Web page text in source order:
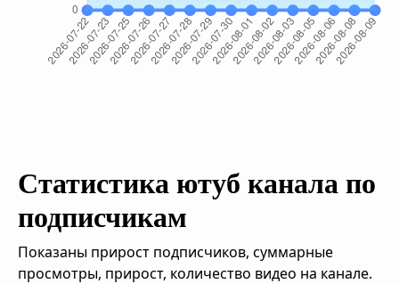
Статистика ютуб канала по
подписчикам
Показаны прирост подписчиков, суммарные
просмотры, прирост, количество видео на канале.